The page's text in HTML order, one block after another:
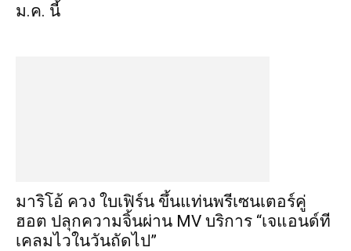
ม.ค. นี้
มาริโอ้ ควง ใบเฟิร์น ขึ้นแท่นพรีเซนเตอร์คู่
ฮอต ปลุกความจิ้นผ่าน MV บริการ “เจแอนด์ที
เคลมไวในวันถัดไป”